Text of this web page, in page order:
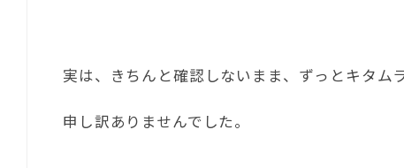
実は、きちんと確認しないまま、ずっとキタ
申し訳ありませんでした。